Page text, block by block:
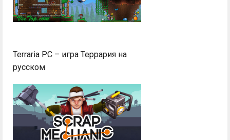
Terraria PC – игра Террария на
русском